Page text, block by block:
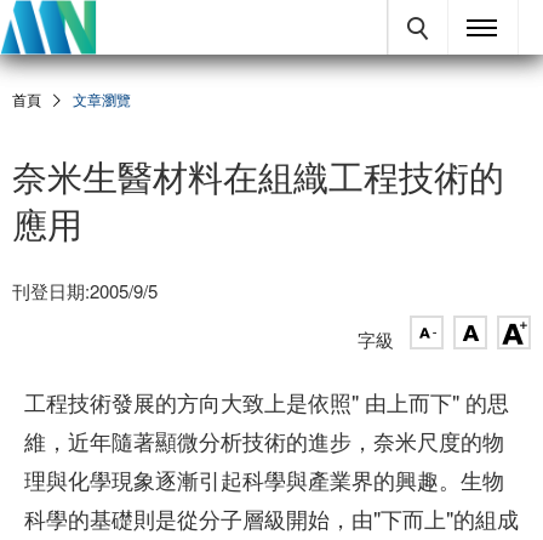
首頁 文章瀏覽
奈米生醫材料在組織工程技術的
應用
刊登日期:2005/9/5
字級
工程技術發展的方向大致上是依照" 由上而下" 的思
維，近年隨著顯微分析技術的進步，奈米尺度的物
理與化學現象逐漸引起科學與產業界的興趣。生物
科學的基礎則是從分子層級開始，由"下而上"的組成